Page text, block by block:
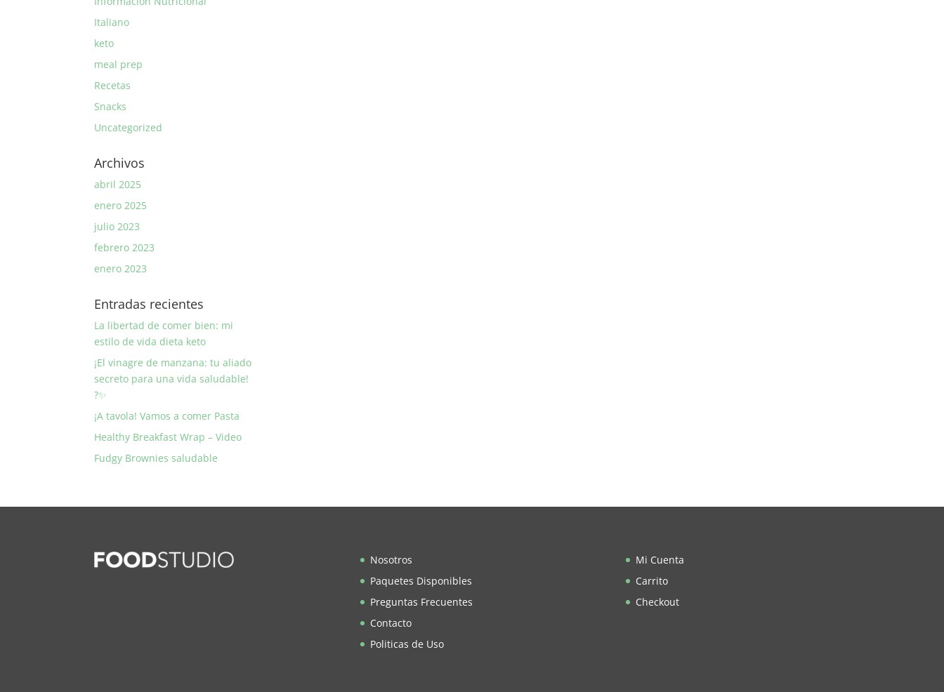
Italiano
keto
meal prep
Recetas
Snacks
Uncategorized
Archivos
abril 2025
enero 2025
julio 2023
febrero 2023
enero 2023
Entradas recientes
La libertad de comer bien: mi
estilo de vida dieta keto
¡El vinagre de manzana: tu aliado
secreto para una vida saludable!
?✨
¡A tavola! Vamos a comer Pasta
Healthy Breakfast Wrap – Video
Fudgy Brownies saludable
Nosotros
Paquetes Disponibles
Preguntas Frecuentes
Contacto
Politicas de Uso
Mi Cuenta
Carrito
Checkout